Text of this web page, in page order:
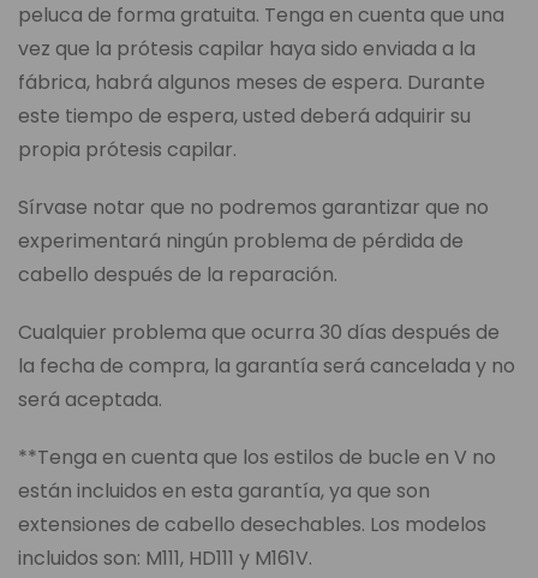
peluca de forma gratuita. Tenga en cuenta que una
vez que la prótesis capilar haya sido enviada a la
fábrica, habrá algunos meses de espera. Durante
este tiempo de espera, usted deberá adquirir su
propia prótesis capilar.
Sírvase notar que no podremos garantizar que no
experimentará ningún problema de pérdida de
cabello después de la reparación.
Cualquier problema que ocurra 30 días después de
la fecha de compra, la garantía será cancelada y no
será aceptada.
**Tenga en cuenta que los estilos de bucle en V no
están incluidos en esta garantía, ya que son
extensiones de cabello desechables. Los modelos
incluidos son: M111, HD111 y M161V.